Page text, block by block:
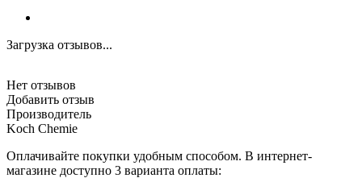
Загрузка отзывов...
Нет отзывов
Добавить отзыв
Производитель
Koch Chemie
Оплачивайте покупки удобным способом. В интернет-
магазине доступно 3 варианта оплаты: